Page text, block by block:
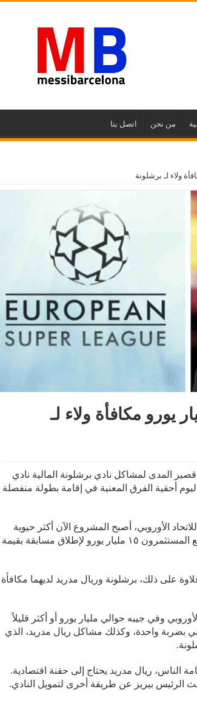
من نحن اتصل بنا
ولاء لـ برشلونة
يورو مكافأة ولاء لـ
المدى لمشاكل نادي برشلونة المالية نادي
أحقية الفرق المعنية في إقامة بطولة منفصلة
الأوروبي، أصبح المشروع الآن أكثر حيوية
من أي وقت مضى وهناك الكثير من المال: يدفع المستثمرون ١٥ مليار يورو لإطلاق مسابقة بقيمة
على نسبة من الباقي 85%. علاوة على ذلك، برشلونة وريال مدريد لديهما مكافأة
وفي جيبه حوالي مليار يورو أو أكثر قليلاً
بضربة واحدة، وكذلك مشاكل ريال مدريد، الذي
ريال مدريد يحتاج إلى حقنة اقتصادية.
الرئيس بيريز عن طريقة أخرى لتمويل النادي.